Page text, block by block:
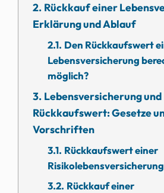
Rückkauf einer
Erklärung und Ablauf
Den Rückkaufswert
Lebensversicherung
möglich?
Lebensversicherung und
Rückkaufswert: Gesetze
Vorschriften
Rückkaufswert einer
Risikolebensversicherung
Rückkauf einer